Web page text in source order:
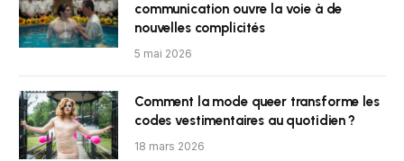
communication ouvre la voie à de
nouvelles complicités
5 mai 2026
Comment la mode queer transforme les
codes vestimentaires au quotidien ?
18 mars 2026